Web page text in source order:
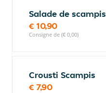
Salade de scampis
€ 10,90
Consigne de (€ 0,00)
Crousti Scampis
€ 7,90